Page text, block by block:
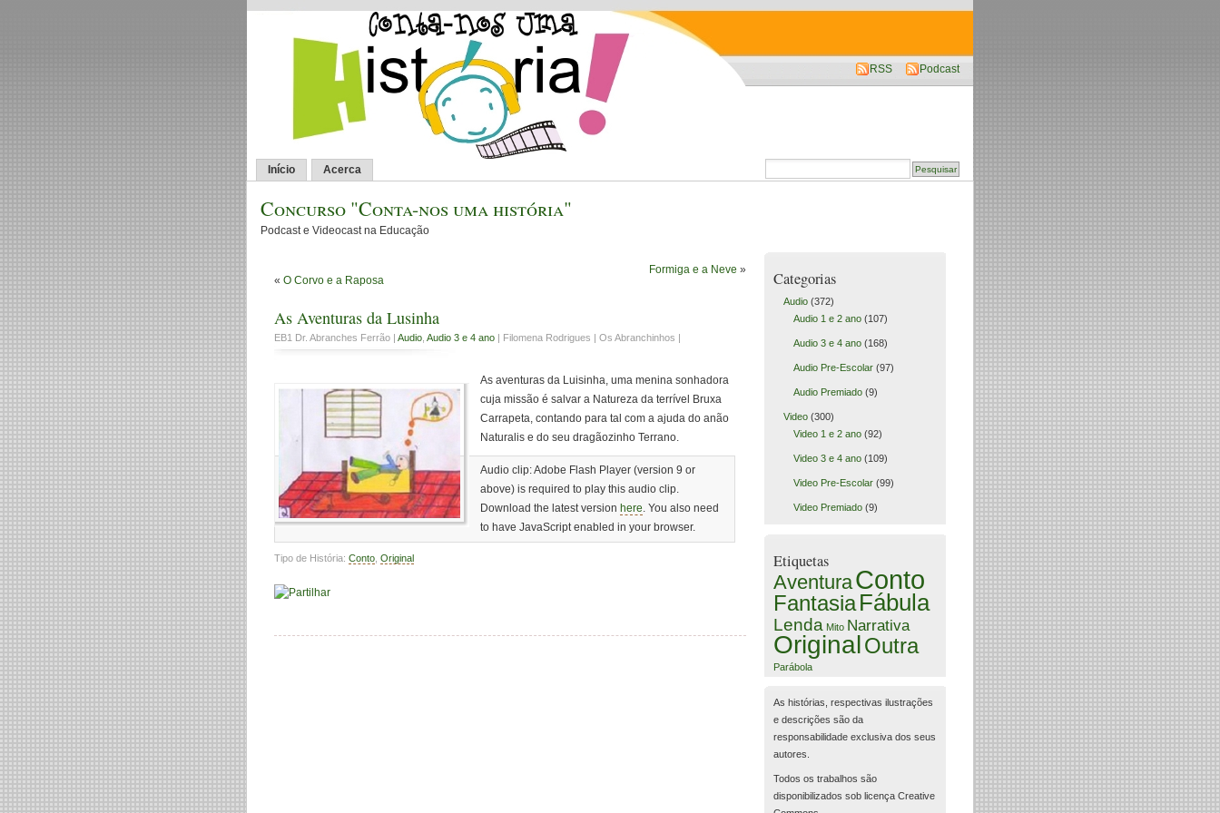
Início Acerca
Concurso "Conta-nos uma história"
Podcast e Videocast na Educação
RSS Podcast
« O Corvo e a Raposa
Formiga e a Neve »
As Aventuras da Lusinha
EB1 Dr. Abranches Ferrão | Audio Audio 3 e 4 ano | Filomena Rodrigues | Os Abranchinhos |
As aventuras da Luisinha, uma menina sonhadora
cuja missão é salvar a Natureza da terrível Bruxa
Carrapeta, contando para tal com a ajuda do anão
Naturalis e do seu dragãozinho Terrano.
Audio clip: Adobe Flash Player (version 9 or
above) is required to play this audio clip.
Download the latest version here. You also need
to have JavaScript enabled in your browser.
Tipo de História: Conto, Original
Categorias
Audio(372)
Audio 1 e 2 ano(107)
Audio 3 e 4 ano(168)
Audio Pre-Escolar(97)
Audio Premiado(9)
Video(300)
Video 1 e 2 ano(92)
Video 3 e 4 ano(109)
Video Pre-Escolar(99)
Video Premiado(9)
Etiquetas
AventuraConto
FantasiaFábula
Lenda Mito Narrativa
OriginalOutra
Parábola
As histórias, respectivas ilustrações
e descrições são da
responsabilidade exclusiva dos seus
autores.
Todos os trabalhos são
disponibilizados sob licença Creative